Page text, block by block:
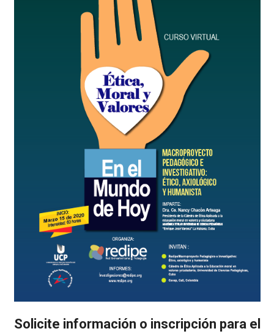
Solicite información o inscripción para el